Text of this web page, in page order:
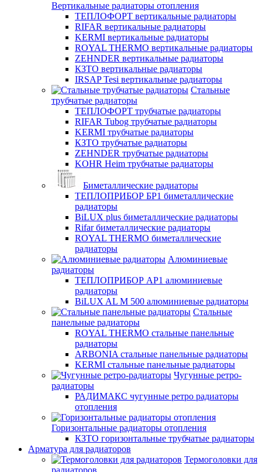
Вертикальные радиаторы отопления
ТЕПЛОФОРТ вертикальные радиаторы
RIFAR вертикальные радиаторы
KERMI вертикальные радиаторы
ROYAL THERMO вертикальные радиаторы
ZEHNDER вертикальные радиаторы
КЗТО вертикальные радиаторы
IRSAP Tesi вертикальные радиаторы
Стальные
трубчатые радиаторы
ТЕПЛОФОРТ трубчатые радиаторы
RIFAR Tubog трубчатые радиаторы
KERMI трубчатые радиаторы
КЗТО трубчатые радиаторы
ZEHNDER трубчатые радиаторы
KOHR Heim трубчатые радиаторы
Биметаллические радиаторы
ТЕПЛОПРИБОР БР1 биметаллические
радиаторы
BiLUX plus биметаллические радиаторы
Rifar биметаллические радиаторы
ROYAL THERMO биметаллические
радиаторы
Алюминиевые
радиаторы
ТЕПЛОПРИБОР АР1 алюминиевые
радиаторы
BiLUX AL M 500 алюминиевые радиаторы
Стальные
панельные радиаторы
ROYAL THERMO стальные панельные
радиаторы
ARBONIA стальные панельные радиаторы
KERMI стальные панельные радиаторы
Чугунные ретро-
радиаторы
РАДИМАКС чугунные ретро радиаторы
отопления
Горизонтальные радиаторы отопления
КЗТО горизонтальные трубчатые радиаторы
Арматура для радиаторов
Термоголовки для
радиаторов